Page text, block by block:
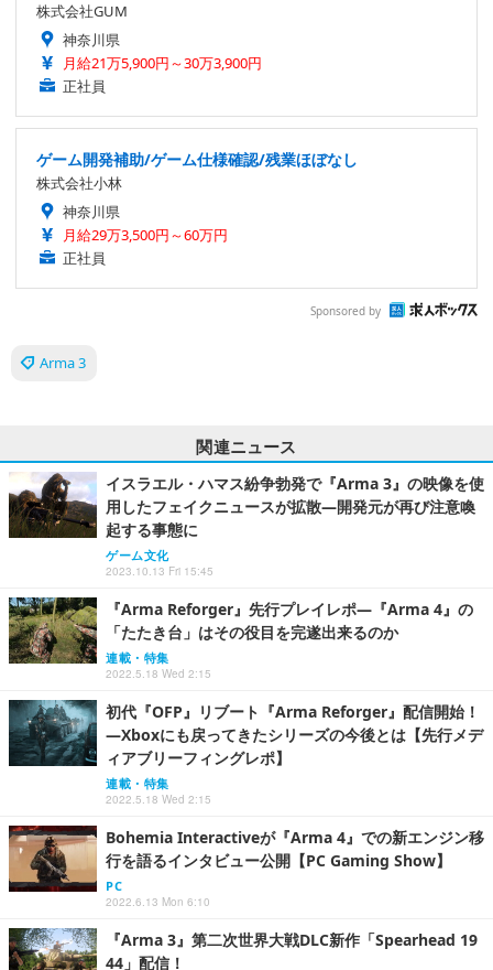
株式会社GUM
神奈川県
月給21万5,900円～30万3,900円
正社員
ゲーム開発補助/ゲーム仕様確認/残業ほぼなし
株式会社小林
神奈川県
月給29万3,500円～60万円
正社員
Sponsored by
Arma 3
関連ニュース
イスラエル・ハマス紛争勃発で『Arma 3』の映像を使
用したフェイクニュースが拡散―開発元が再び注意喚
起する事態に
ゲーム文化
2023.10.13 Fri 15:45
『Arma Reforger』先行プレイレポ―『Arma 4』の
「たたき台」はその役目を完遂出来るのか
連載・特集
2022.5.18 Wed 2:15
初代『OFP』リブート『Arma Reforger』配信開始！
―Xboxにも戻ってきたシリーズの今後とは【先行メデ
ィアブリーフィングレポ】
連載・特集
2022.5.18 Wed 2:15
Bohemia Interactiveが『Arma 4』での新エンジン移
行を語るインタビュー公開【PC Gaming Show】
PC
2022.6.13 Mon 6:10
『Arma 3』第二次世界大戦DLC新作「Spearhead 19
44」配信！